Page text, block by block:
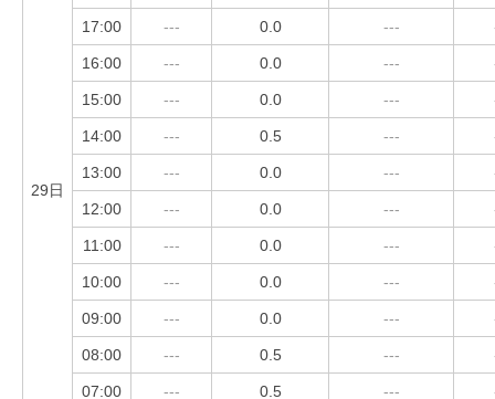
29日
17:00 --- 0.0 ---
16:00 --- 0.0 ---
15:00 --- 0.0 ---
14:00 --- 0.5 ---
13:00 --- 0.0 ---
12:00 --- 0.0 ---
11:00 --- 0.0 ---
10:00 --- 0.0 ---
09:00 --- 0.0 ---
08:00 --- 0.5 ---
07:00 --- 0.5 ---